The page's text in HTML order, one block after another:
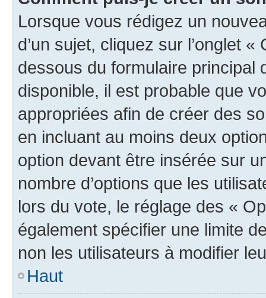
Lorsque vous rédigez un
d’un sujet, cliquez sur l’onglet
dessous du formulaire principal
disponible, il est probable que
appropriées afin de créer des
en incluant au moins deux
option devant être insérée sur
nombre d’options que les
lors du vote, le réglage des «
également spécifier une limite
non les utilisateurs à modifier
Haut